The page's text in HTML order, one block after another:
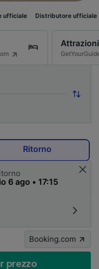
ufficiale
Attrazioni
Ritorno
Booking.com
prezzo